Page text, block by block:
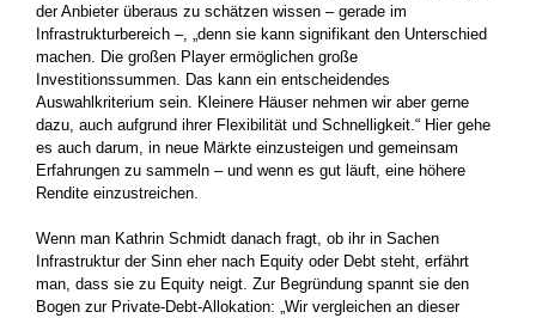
der Anbieter überaus zu schätzen wissen – gerade im
Infrastrukturbereich –, „denn sie kann signifikant den Unterschied
machen. Die großen Player ermöglichen große
Investitionssummen. Das kann ein entscheidendes
Auswahlkriterium sein. Kleinere Häuser nehmen wir aber gerne
dazu, auch aufgrund ihrer Flexibilität und Schnelligkeit.“ Hier gehe
es auch darum, in neue Märkte einzusteigen und gemeinsam
Erfahrungen zu sammeln – und wenn es gut läuft, eine höhere
Rendite einzustreichen.
Wenn man Kathrin Schmidt danach fragt, ob ihr in Sachen
Infrastruktur der Sinn eher nach Equity oder Debt steht, erfährt
man, dass sie zu Equity neigt. Zur Begründung spannt sie den
Bogen zur Private-Debt-Allokation: „Wir vergleichen an dieser